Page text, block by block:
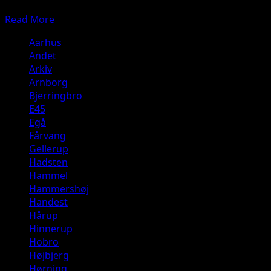
Read MoreRead
about
Kemikalieudslip
Kæmpe
udrykning.
–
Hangøvej,
Århus
Aarhus
Andet
Arkiv
Arnborg
Bjerringbro
E45
Egå
Fårvang
Gellerup
Hadsten
Hammel
Hammershøj
Handest
Hårup
Hinnerup
Hobro
Højbjerg